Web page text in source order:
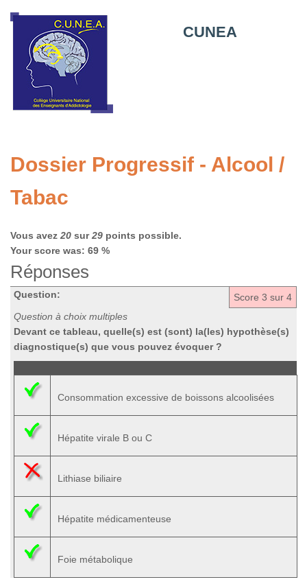
CUNEA
Dossier Progressif - Alcool /
Tabac
Vous avez 20 sur29 points possible.
Your score was: 69 %
Réponses
Score 3 sur 4
Question:
Question à choix multiples
Devant ce tableau, quelle(s) est (sont) la(les) hypothèse(s)
diagnostique(s) que vous pouvez évoquer ?
Consommation excessive de boissons alcoolisées
Hépatite virale B ou C
Lithiase biliaire
Hépatite médicamenteuse
Foie métabolique